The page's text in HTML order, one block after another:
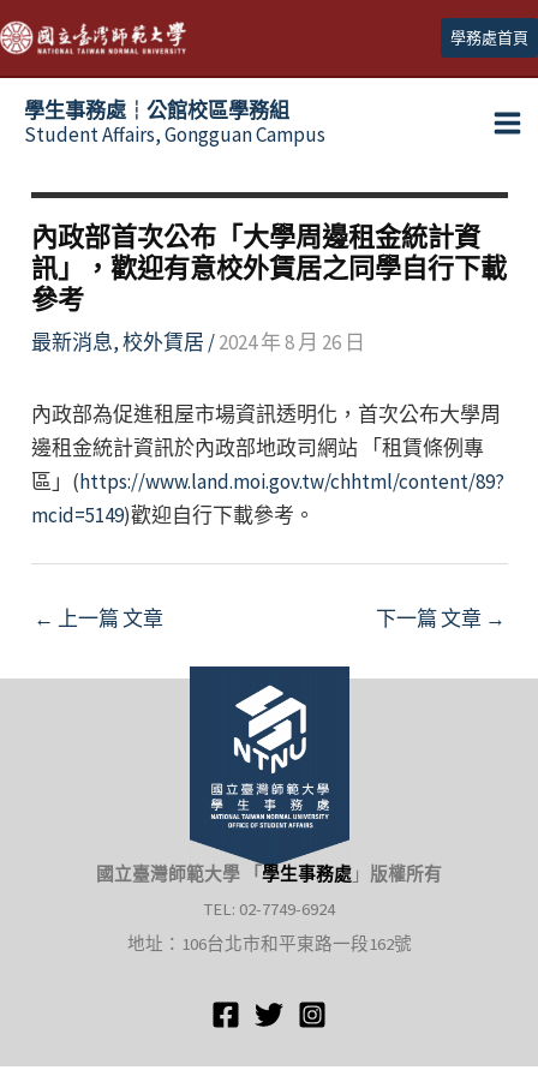
跳
至
主
學務處首頁
學生事務處┆公館校區學務組
Student Affairs, Gongguan Campus
內政部首次公布「大學周邊租金統計資
訊」，歡迎有意校外賃居之同學自行下載
參考
最新消息,校外賃居 /2024 年 8 月 26 日
內政部為促進租屋市場資訊透明化，首次公布大學周
邊租金統計資訊於內政部地政司網站 「租賃條例專
區」(https://www.land.moi.gov.tw/chhtml/content/89?
mcid=5149)歡迎自行下載參考。
Post
← 上一篇 文章 下一篇 文章 →
國立臺灣師範大學 「 學生事務處 」 版權所有
TEL: 02-7749-6924
地址：106台北市和平東路一段162號